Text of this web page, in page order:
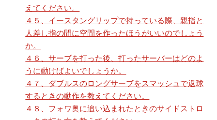
えてください。
４５、イースタングリップで持っている際、親指と
人差し指の間に空間を作ったほうがいいのでしょう
か。
４６、サーブを打った後、打ったサーバーはどのよ
うに動けばよいでしょうか。
４７、ダブルスのロングサーブをスマッシュで返球
するときの動作を教えてください。
４８、フォワ奥に追い込まれたときのサイドストロ